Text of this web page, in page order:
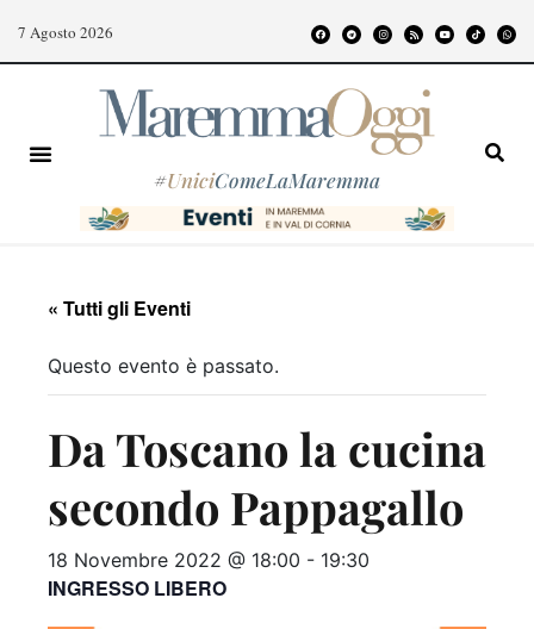
7 Agosto 2026
#UniciComeLaMaremma
« Tutti gli Eventi
Questo evento è passato.
Da Toscano la cucina
secondo Pappagallo
18 Novembre 2022 @ 18:00 - 19:30
INGRESSO LIBERO